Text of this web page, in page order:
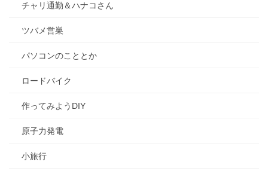
チャリ通勤＆ハナコさん
ツバメ営巣
パソコンのこととか
ロードバイク
作ってみようDIY
原子力発電
小旅行